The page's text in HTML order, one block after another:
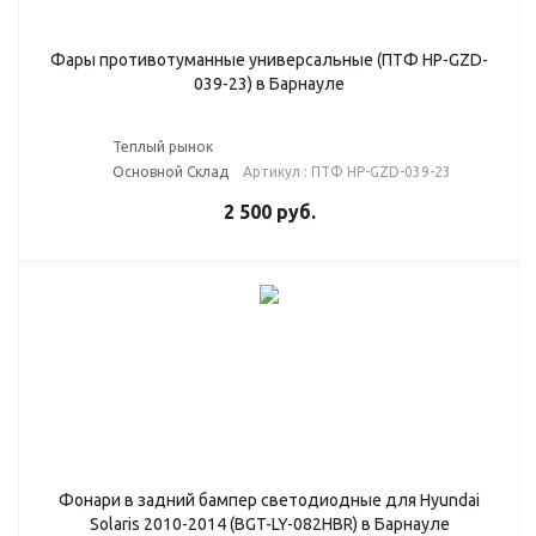
Фары противотуманные универсальные (ПТФ HP-GZD-
039-23) в Барнауле
Теплый рынок
Основной Склад
Артикул : ПТФ HP-GZD-039-23
2 500руб.
Фонари в задний бампер светодиодные для Hyundai
Solaris 2010-2014 (BGT-LY-082HBR) в Барнауле